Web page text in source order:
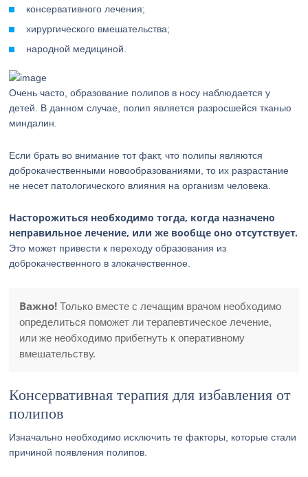
консервативного лечения;
хирургического вмешательства;
народной медициной.
Очень часто, образование полипов в носу наблюдается у
детей. В данном случае, полип является разросшейся тканью
миндалин.
Если брать во внимание тот факт, что полипы являются
доброкачественными новообразованиями, то их разрастание
не несет патологического влияния на организм человека.
Насторожиться необходимо тогда, когда назначено
неправильное лечение, или же вообще оно отсутствует.
Это может привести к переходу образования из
доброкачественного в злокачественное.
Важно! Только вместе с лечащим врачом необходимо
определиться поможет ли терапевтическое лечение,
или же необходимо прибегнуть к оперативному
вмешательству.
Консервативная терапия для избавления от
полипов
Изначально необходимо исключить те факторы, которые стали
причиной появления полипов.